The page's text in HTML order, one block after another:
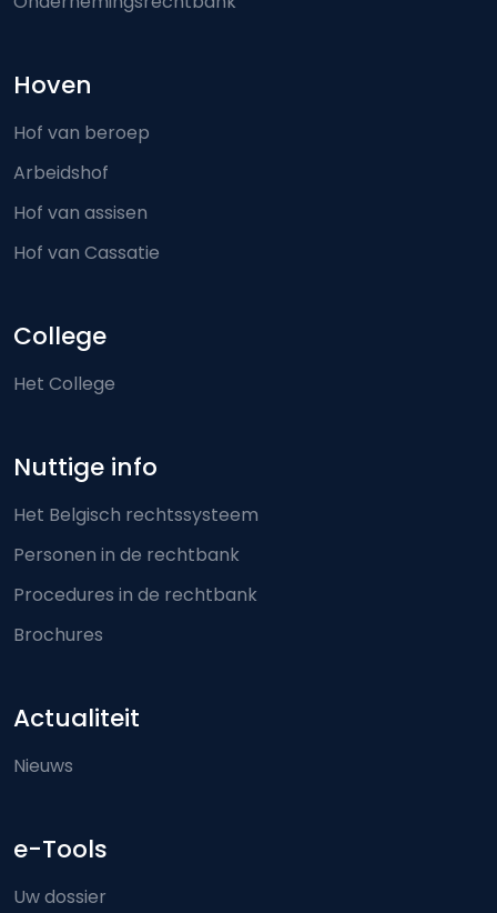
Hoven
Hof van beroep
Arbeidshof
Hof van assisen
Hof van Cassatie
College
Het College
Nuttige info
Het Belgisch rechtssysteem
Personen in de rechtbank
Procedures in de rechtbank
Brochures
Actualiteit
Nieuws
e-Tools
Uw dossier